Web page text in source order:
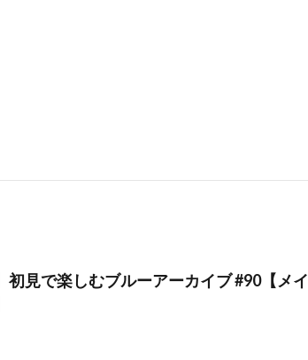
初見で楽しむブルーアーカイブ #90【メイ